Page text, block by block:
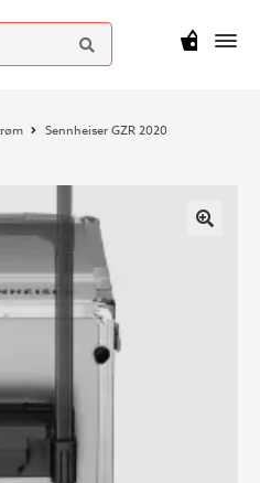
kr0
Sennheiser GZR 2020